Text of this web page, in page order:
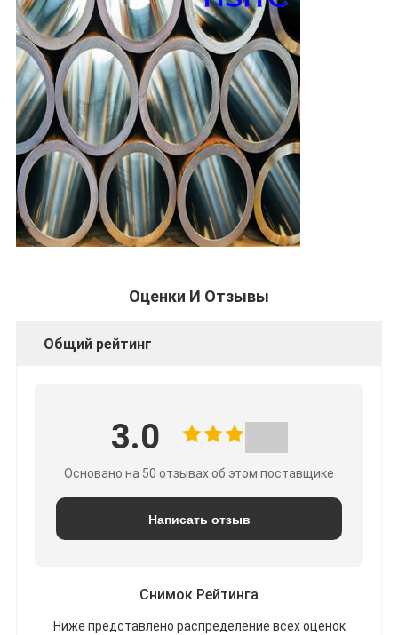
Оценки И Отзывы
Общий рейтинг
3.0
Основано на 50 отзывах об этом поставщике
Написать отзыв
Снимок Рейтинга
Ниже представлено распределение всех оценок